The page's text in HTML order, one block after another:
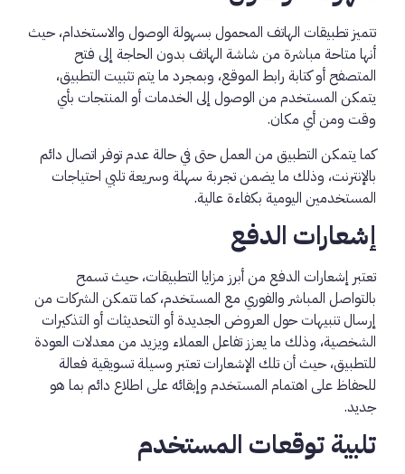
تتميز تطبيقات الهاتف المحمول بسهولة الوصول والاستخدام، حيث
أنها متاحة مباشرة من شاشة الهاتف بدون الحاجة إلى فتح
المتصفح أو كتابة رابط الموقع، وبمجرد ما يتم تثبيت التطبيق،
يتمكن المستخدم من الوصول إلى الخدمات أو المنتجات بأي
وقت ومن أي مكان.
كما يتمكن التطبيق من العمل حتى في حالة عدم توفر اتصال دائم
بالإنترنت، وذلك ما يضمن تجربة سهلة وسريعة تلبي احتياجات
المستخدمين اليومية بكفاءة عالية.
إشعارات الدفع
تعتبر إشعارات الدفع من أبرز مزايا التطبيقات، حيث تسمح
بالتواصل المباشر والفوري مع المستخدم، كما تتمكن الشركات من
إرسال تنبيهات حول العروض الجديدة أو التحديثات أو التذكيرات
الشخصية، وذلك ما يعزز تفاعل العملاء ويزيد من معدلات العودة
للتطبيق، حيث أن تلك الإشعارات تعتبر وسيلة تسويقية فعالة
للحفاظ على اهتمام المستخدم وإبقائه على اطلاع دائم بما هو
جديد.
تلبية توقعات المستخدم